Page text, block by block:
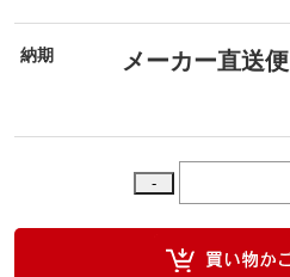
納期 メーカー直送便